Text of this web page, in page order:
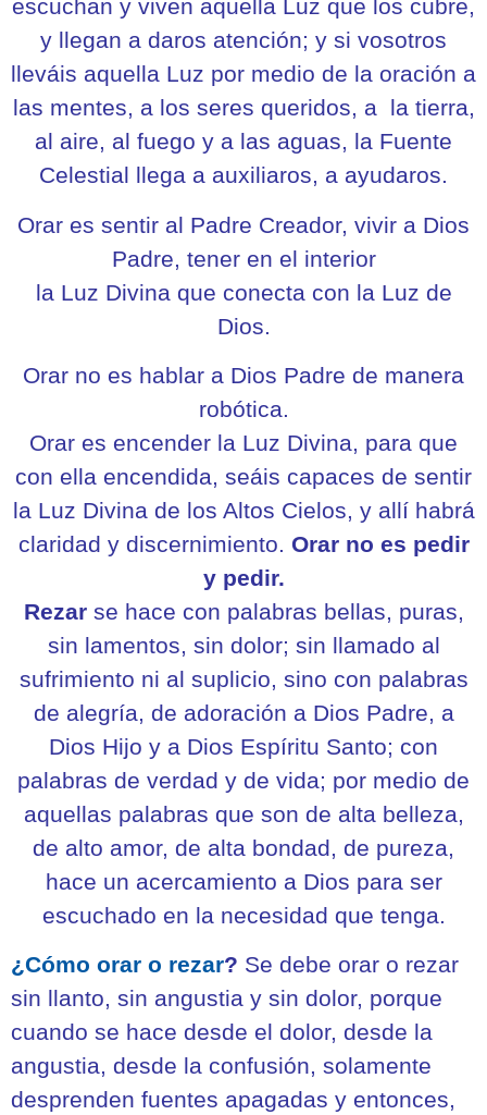
escuchan y viven aquella Luz que los cubre,
y llegan a daros atención; y si vosotros
lleváis aquella Luz por medio de la oración a
las mentes, a los seres queridos, a la tierra,
al aire, al fuego y a las aguas, la Fuente
Celestial llega a auxiliaros, a ayudaros.
Orar es sentir al Padre Creador, vivir a Dios
Padre, tener en el interior
la Luz Divina que conecta con la Luz de
Dios.
Orar no es hablar a Dios Padre de manera
robótica.
Orar es encender la Luz Divina, para que
con ella encendida, seáis capaces de sentir
la Luz Divina de los Altos Cielos, y allí habrá
claridad y discernimiento. Orar no es pedir
y pedir.
Rezarse hace con palabras bellas, puras,
sin lamentos, sin dolor; sin llamado al
sufrimiento ni al suplicio, sino con palabras
de alegría, de adoración a Dios Padre, a
Dios Hijo y a Dios Espíritu Santo; con
palabras de verdad y de vida; por medio de
aquellas palabras que son de alta belleza,
de alto amor, de alta bondad, de pureza,
hace un acercamiento a Dios para ser
escuchado en la necesidad que tenga.
¿Cómo orar o rezar? Se debe orar o rezar
sin llanto, sin angustia y sin dolor, porque
cuando se hace desde el dolor, desde la
angustia, desde la confusión, solamente
desprenden fuentes apagadas y entonces,